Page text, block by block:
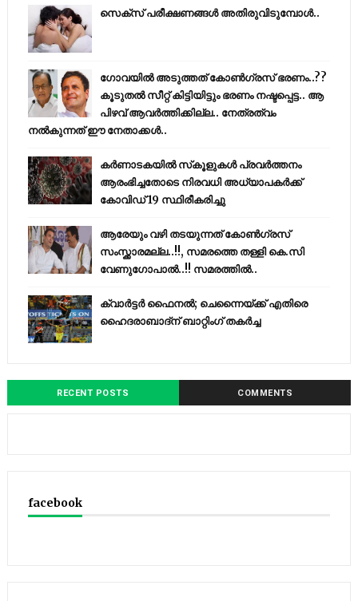
സെക്സ് പരീക്ഷണങ്ങൾ അതിരുവിടുമ്പോൾ..
ഗോവയിൽ അടുത്തത് കോൺഗ്രസ് ഭരണം..??
കൂടുതൽ സീറ്റ് കിട്ടിയിട്ടും ഭരണം നഷ്ടപ്പെട്ട.. ആ
പിഴവ് ആവർത്തിക്കില്ല.. നേത്രത്വം
നൽകുന്നത് ഈ നേതാക്കൾ..
കര്‍ണാടകയില്‍ സ്‌കൂളുകള്‍ പ്രവര്‍ത്തനം
ആരംഭിച്ചതോടെ നിരവധി അധ്യാപകര്‍ക്ക്
കോവിഡ് 19 സ്ഥിരീകരിച്ചു
ആരേയും വഴി തടയുന്നത് കോണ്‍ഗ്രസ്
സംസ്ക്കാരമല്ല..!!, സമരത്തെ തള്ളി കെ.സി
വേണുഗോപാൽ..!! സമരത്തിൽ..
ക്വാർട്ടർ ഫൈനൽ; ചെന്നൈയ്ക്ക് എതിരെ
ഹൈദരാബാദ്ന് ബാറ്റിംഗ് തകർച്ച
RECENT POSTS COMMENTS
facebook